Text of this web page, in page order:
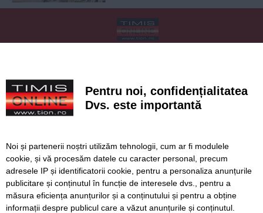
Politica de confidentialitate
Regulament postare și moderare comentarii
Timiș Online
ISSN 3008-2323
Pentru noi, confidențialitatea
Dvs. este importantă
Noi și partenerii noștri utilizăm tehnologii, cum ar fi modulele
cookie, și vă procesăm datele cu caracter personal, precum
adresele IP și identificatorii cookie, pentru a personaliza anunțurile
publicitare și conținutul în funcție de interesele dvs., pentru a
măsura eficiența anunțurilor și a conținutului și pentru a obține
informații despre publicul care a văzut anunțurile și conținutul.